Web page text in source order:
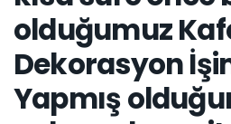
olduğumuz
Dekorasyon
Yapmış